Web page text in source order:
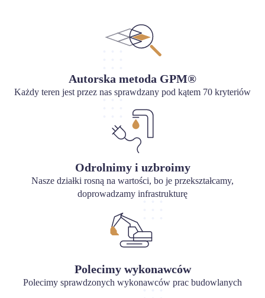
Autorska metoda GPM®
Każdy teren jest przez nas sprawdzany pod kątem 70 kryteriów
Odrolnimy i uzbroimy
Nasze działki rosną na wartości, bo je przekształcamy,
doprowadzamy infrastrukturę
Polecimy wykonawców
Polecimy sprawdzonych wykonawców prac budowlanych